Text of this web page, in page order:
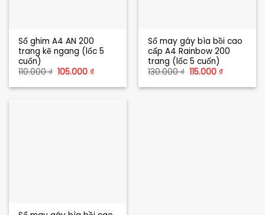
Sổ ghim A4 AN 200
trang kẽ ngang (lốc 5
cuốn)
110.000₫ Giá
là:
105.000 ₫Giá
tại
105.000 ₫.
Sổ may gáy bìa bồi cao
cấp A4 Rainbow 200
trang (lốc 5 cuốn)
130.000₫ Giá
là:
115.000 ₫Giá
tại